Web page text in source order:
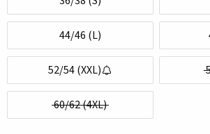
44/46 (L)
52/54 (XXL)
60/62 (4XL)